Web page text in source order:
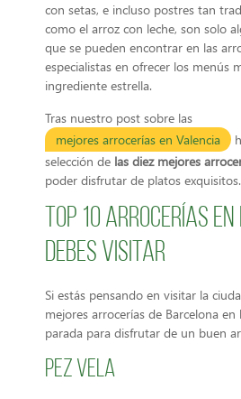
con setas, e incluso postres tan
como el arroz con leche, son solo
que se pueden encontrar en las
especialistas en ofrecer los menús
ingrediente estrella.
Tras nuestro post sobre las
mejores arrocerías en Valencia
selección de las diez mejores
poder disfrutar de platos exquisitos.
Top 10 arrocerías
debes visitar
Si estás pensando en visitar la
mejores arrocerías de Barcelona
parada para disfrutar de un buen
Pez Vela